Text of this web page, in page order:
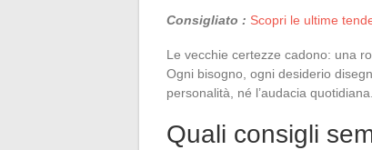
Consigliato : Scopri le ultime
Le vecchie certezze cadono: una
Ogni bisogno, ogni desiderio
personalità, né l’audacia quotidiana.
Quali consigli